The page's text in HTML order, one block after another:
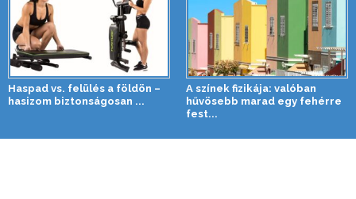
Haspad vs. felülés a földön –
hasizom biztonságosan ...
A színek fizikája: valóban
hűvösebb marad egy fehérre
fest...